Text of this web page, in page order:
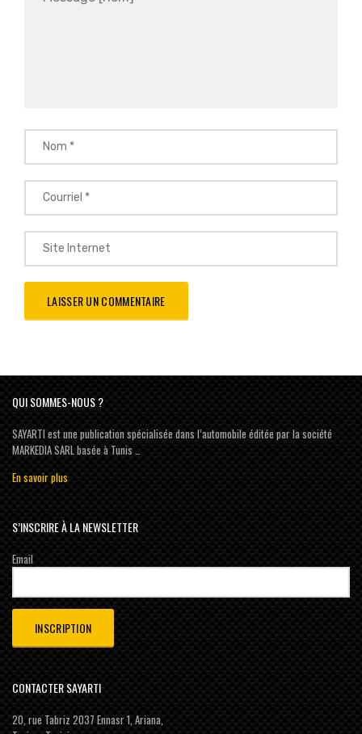
QUI SOMMES-NOUS ?
SAYARTI est une publication spécialisée dans l’automobile éditée par la société
MARKEDIA SARL basée à Tunis …
En savoir plus
S’INSCRIRE À LA NEWSLETTER
Email
CONTACTER SAYARTI
20, rue Tabriz 2037 Ennasr 1, Ariana,